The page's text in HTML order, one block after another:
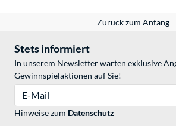
Zurück zum Anfang
Stets informiert
In unserem Newsletter warten exklusive
Gewinnspielaktionen auf Sie!
Hinweise zum Datenschutz